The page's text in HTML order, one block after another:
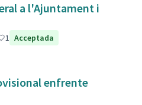
a l'Ajuntament i
1 Acceptada
enfrente